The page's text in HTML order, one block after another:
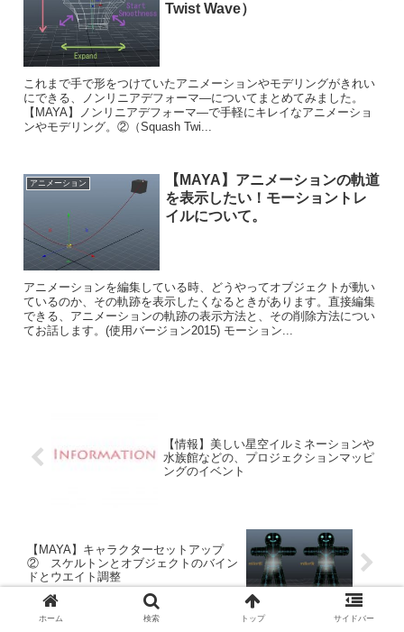
Twist Wave）
これまで手で形をつけていたアニメーションやモデリングがきれい
にできる、ノンリニアデフォーマ―についてまとめてみました。
【MAYA】ノンリニアデフォーマ―で手軽にキレイなアニメーショ
ンやモデリング。②（Squash Twi...
アニメーション
【MAYA】アニメーションの軌道
を表示したい！モーショントレ
イルについて。
アニメーションを編集している時、どうやってオブジェクトが動い
ているのか、その軌跡を表示したくなるときがあります。直接編集
できる、アニメーションの軌跡の表示方法と、その削除方法につい
てお話します。(使用バージョン2015) モーション...
【情報】美しい星空イルミネーションや
水族館などの、プロジェクションマッピ
ングのイベント
【MAYA】キャラクターセットアップ
② スケルトンとオブジェクトのバイン
ドとウエイト調整
ホーム 検索 トップ サイドバー